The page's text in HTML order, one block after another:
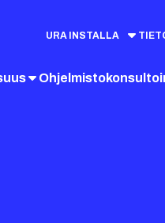
URA INSTALLA